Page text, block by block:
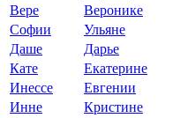
Вере
Веронике
Софии
Ульяне
Даше
Дарье
Кате
Екатерине
Инессе
Евгении
Инне
Кристине